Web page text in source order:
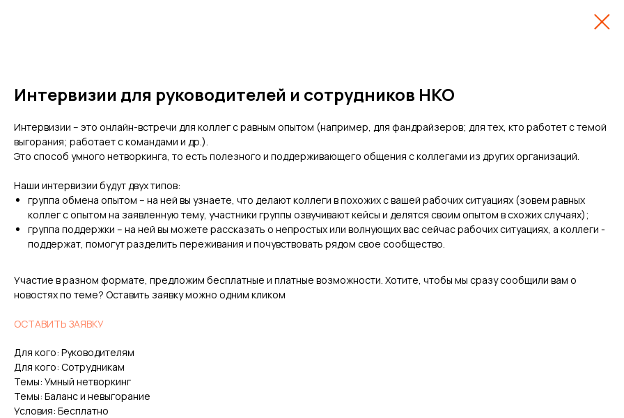
Интервизии для руководителей и сотрудников НКО
Интервизии – это онлайн-встречи для коллег с равным опытом (например, для фандрайзеров; для тех, кто работет с темой
выгорания; работает с командами и др.).
Это способ умного нетворкинга, то есть полезного и поддерживающего общения с коллегами из других организаций.
Наши интервизии будут двух типов:
группа обмена опытом – на ней вы узнаете, что делают коллеги в похожих с вашей рабочих ситуациях (зовем равных
коллег с опытом на заявленную тему, участники группы озвучивают кейсы и делятся своим опытом в схожих случаях);
группа поддержки – на ней вы можете рассказать о непростых или волнующих вас сейчас рабочих ситуациях, а коллеги -
поддержат, помогут разделить переживания и почувствовать рядом свое сообщество.
Участие в разном формате, предложим бесплатные и платные возможности. Хотите, чтобы мы сразу сообщили вам о
новостях по теме? Оставить заявку можно одним кликом
ОСТАВИТЬ ЗАЯВКУ
Для кого: Руководителям
Для кого: Сотрудникам
Темы: Умный нетворкинг
Темы: Баланс и невыгорание
Условия: Бесплатно